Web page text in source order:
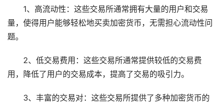
1、高流动性：这些交易所通常拥有大量的用户和交易
量，使得用户能够轻松地买卖加密货币，无需担心流动性问
题。
2、低交易费用：这些交易所通常提供较低的交易费
用，降低了用户的交易成本，提高了交易的吸引力。
3、丰富的交易对：这些交易所提供了多种加密货币的